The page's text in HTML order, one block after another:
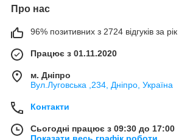
Про нас
96% позитивних з 2724 відгуків за рік
Працює з 01.11.2020
м. Дніпро
Вул.Луговська ,234, Дніпро, Україна
Контакти
Сьогодні працює з 09:30 до 17:00